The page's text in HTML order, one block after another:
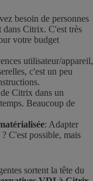
besoin de personnes
dans Citrix. C'est très
votre budget
utilisateur/appareil,
c'est un peu
Citrix dans un
Beaucoup de
: Adapter
C'est possible, mais
sortent la tête du